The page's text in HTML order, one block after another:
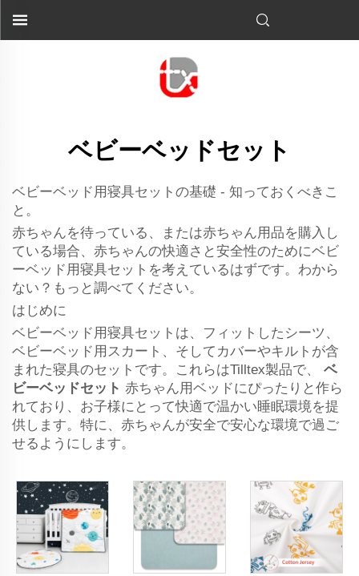
ベビーベッドセット
ベビーベッド用寝具セットの基礎 - 知っておくべきこ
と。
赤ちゃんを待っている、または赤ちゃん用品を購入し
ている場合、赤ちゃんの快適さと安全性のためにベビ
ーベッド用寝具セットを考えているはずです。わから
ない？もっと調べてください。
はじめに
ベビーベッド用寝具セットは、フィットしたシーツ、
ベビーベッド用スカート、そしてカバーやキルトが含
まれた寝具のセットです。これらはTilltex製品で、 ベ
ビーベッドセット 赤ちゃん用ベッドにぴったりと作ら
れており、お子様にとって快適で温かい睡眠環境を提
供します。特に、赤ちゃんが安全で安心な環境で過ご
せるようにします。